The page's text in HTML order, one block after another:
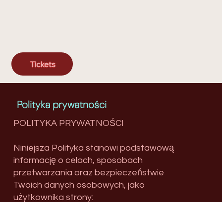
Tickets
Polityka prywatności
POLITYKA PRYWATNOŚCI
Niniejsza Polityka stanowi podstawową
informację o celach, sposobach
przetwarzania oraz bezpieczeństwie
Twoich danych osobowych, jako
użytkownika strony: